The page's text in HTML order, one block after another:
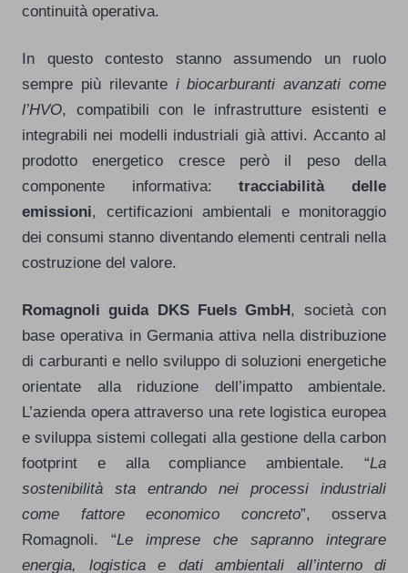
continuità operativa.
In questo contesto stanno assumendo un ruolo
sempre più rilevante i biocarburanti avanzati come
l’HVO, compatibili con le infrastrutture esistenti e
integrabili nei modelli industriali già attivi. Accanto al
prodotto energetico cresce però il peso della
componente informativa:tracciabilità delle
emissioni, certificazioni ambientali e monitoraggio
dei consumi stanno diventando elementi centrali nella
costruzione del valore.
Romagnoli guida DKS Fuels GmbH, società con
base operativa in Germania attiva nella distribuzione
di carburanti e nello sviluppo di soluzioni energetiche
orientate alla riduzione dell’impatto ambientale.
L’azienda opera attraverso una rete logistica europea
e sviluppa sistemi collegati alla gestione della carbon
footprint e alla compliance ambientale. “La
sostenibilità sta entrando nei processi industriali
come fattore economico concreto”, osserva
Romagnoli. “Le imprese che sapranno integrare
energia, logistica e dati ambientali all’interno di